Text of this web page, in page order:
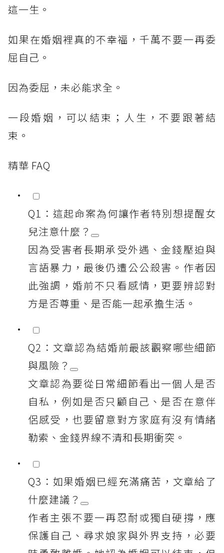
這一生。
如果在婚姻裡真的不幸福，千萬不要一再委
屈自己。
因為委屈，未必能求全。
一段婚姻，可以結束；人生，不要跟著結
束。
精華 FAQ
Q1：這起命案為何讓作者特別想提醒女
兒注意什麼？
因為受害者長期承受外遇、金錢壓迫與
言語暴力，最後仍遭公公殺害。作者因
此強調，婚前不只看感情，更要辨認對
方是否尊重、是否能一起承擔生活。
Q2：文章認為結婚前最該觀察哪些細節
與風險？
文章認為要從日常細節看出一個人是否
自私，例如是否只顧自己、是否在意伴
侶感受，也要留意對方家庭有沒有情緒
勒索、金錢界線不清和長期衝突。
Q3：如果婚姻已經充滿痛苦，文章給了
什麼建議？
作者主張不要一再忍耐或獨自硬撐，應
保護自己、尋求娘家與外界支持，必要